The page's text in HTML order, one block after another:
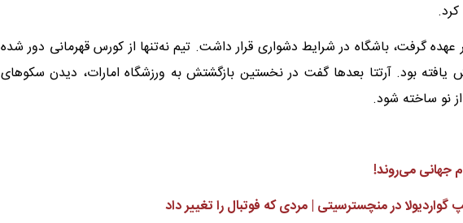
آرسنال را بر عهده گرفت، باشگاه در شرایط دشواری قرار داشت. تیم نه‌تنها از کورس قهرمانی دور شده
یافته بود. آرتتا بعدها گفت در نخستین بازگشتش به ورزشگاه امارات، دیدن سکوهای
نو ساخته شود.
جهانی می‌روند!
در منچسترسیتی | مردی که فوتبال را تغییر داد